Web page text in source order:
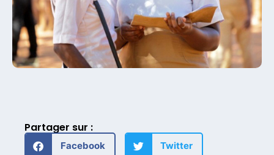
Partager sur :
Facebook Twitter